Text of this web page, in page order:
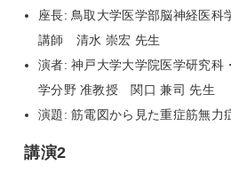
座長: 鳥取大学医学部脳神経医科
講師 清水 崇宏 先生
演者: 神戸大学大学院医学研究科
学分野 准教授 関口 兼司 先生
演題: 筋電図から見た重症筋無力
講演2